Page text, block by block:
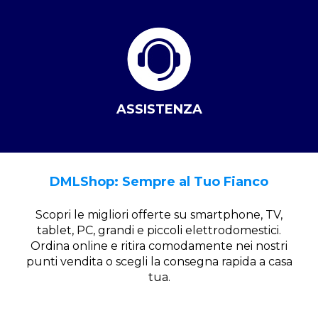
ASSISTENZA
DMLShop: Sempre al Tuo Fianco
Scopri le migliori offerte su smartphone, TV,
tablet, PC, grandi e piccoli elettrodomestici.
Ordina online e ritira comodamente nei nostri
punti vendita o scegli la consegna rapida a casa
tua.